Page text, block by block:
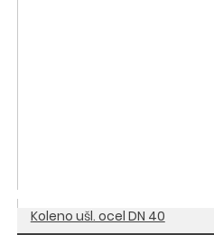
Koleno ušl. ocel DN 40